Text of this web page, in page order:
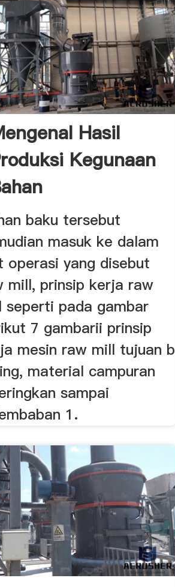
Hasil
Kegunaan
baku tersebut
masuk ke dalam
operasi yang disebut
mill, prinsip kerja raw
seperti pada gambar
7 gambarii prinsip
mesin raw mill tujuan b
material campuran
sampai
1.